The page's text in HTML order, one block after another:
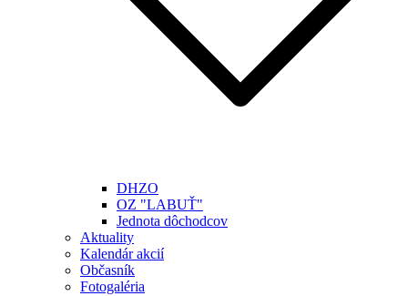
DHZO
OZ "LABUŤ"
Jednota dôchodcov
Aktuality
Kalendár akcií
Občasník
Fotogaléria